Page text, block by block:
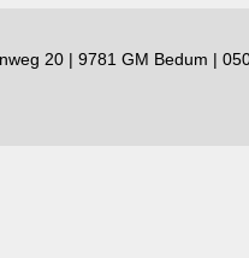
20 | 9781 GM Bedum |